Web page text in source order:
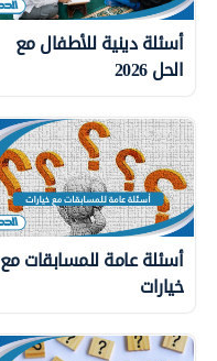
أسئلة دينية للأطفال مع
الحل 2026
أسئلة عامة للمسابقات مع
خيارات